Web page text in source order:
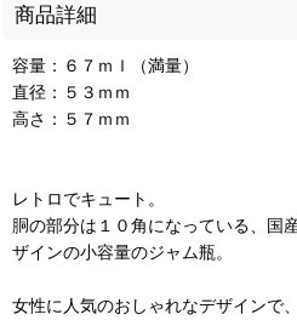
商品詳細
容量：６７ｍｌ（満量）
直径：５３ｍｍ
高さ：５７ｍｍ
レトロでキュート。
胴の部分は１０角になっている、国
ザインの小容量のジャム瓶。
女性に人気のおしゃれなデザインで